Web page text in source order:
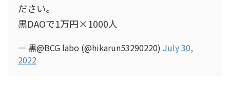
ださい。
黒DAOで1万円×1000人
— 黒@BCG labo (@hikarun53290220) July 30,
2022